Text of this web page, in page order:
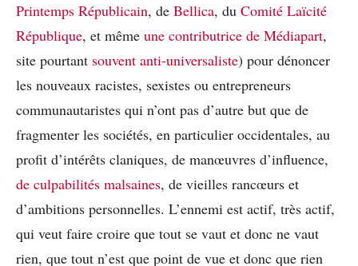
Printemps Républicain, de Bellica, du Comité Laïcité
République, et même une contributrice de Médiapart,
site pourtant souvent anti-universaliste) pour dénoncer
les nouveaux racistes, sexistes ou entrepreneurs
communautaristes qui n’ont pas d’autre but que de
fragmenter les sociétés, en particulier occidentales, au
profit d’intérêts claniques, de manœuvres d’influence,
de culpabilités malsaines, de vieilles rancœurs et
d’ambitions personnelles. L’ennemi est actif, très actif,
qui veut faire croire que tout se vaut et donc ne vaut
rien, que tout n’est que point de vue et donc que rien